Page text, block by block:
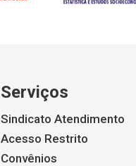
Serviços
Sindicato Atendimento
Acesso Restrito
Convênios